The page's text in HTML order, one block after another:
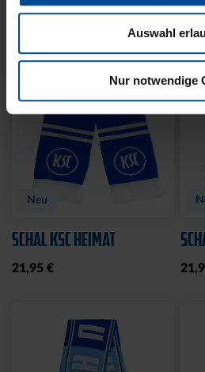
Auswahl
Nur notwendige
Neu
SCHAL KSC HEIMAT
21,95 €